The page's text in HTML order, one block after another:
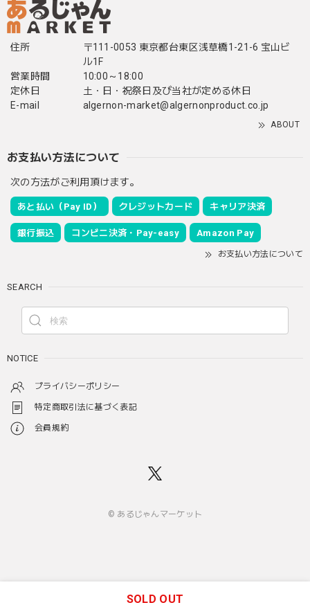
住所
〒111-0053 東京都台東区浅草橋1-21-6 宝山ビ
ル1F
営業時間
10:00～18:00
定休日
土・日・祝祭日及び当社が定める休日
E-mail
algernon-market@algernonproduct.co.jp
ABOUT
お支払い方法について
次の方法がご利用頂けます。
あと払い（Pay ID） クレジットカード キャリア決済
銀行振込 コンビニ決済・Pay-easy Amazon Pay
お支払い方法について
SEARCH
NOTICE
プライバシーポリシー
特定商取引法に基づく表記
会員規約
© あるじゃんマーケット
SOLD OUT